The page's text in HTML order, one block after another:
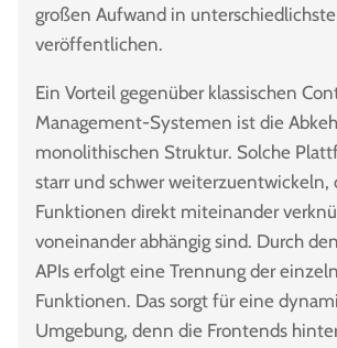
großen Aufwand in
veröffentlichen.
Ein Vorteil gegenüber klassischen
Management-Systemen ist die
monolithischen Struktur. Solche
starr und schwer weiterzuentwickeln,
Funktionen direkt miteinander
voneinander abhängig sind. Durch
APIs erfolgt eine Trennung der
Funktionen. Das sorgt für eine
Umgebung, denn die Frontends